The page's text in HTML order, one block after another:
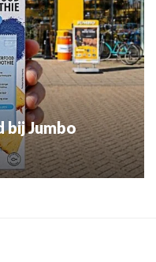
bij Jumbo